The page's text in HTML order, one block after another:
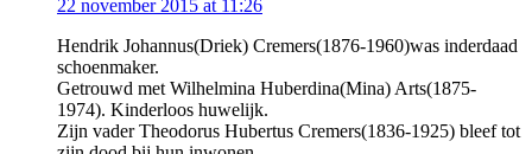
22 november 2015 at 11:26
Hendrik Johannus(Driek) Cremers(1876-1960)was inderdaad
schoenmaker.
Getrouwd met Wilhelmina Huberdina(Mina) Arts(1875-
1974). Kinderloos huwelijk.
Zijn vader Theodorus Hubertus Cremers(1836-1925) bleef tot